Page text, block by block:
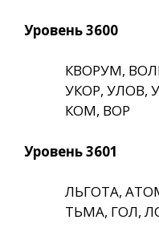
Уровень 3600
КВОРУМ,
УКОР, УЛОВ,
КОМ, ВОР
Уровень 3601
ЛЬГОТА,
ТЬМА, ГОЛ,